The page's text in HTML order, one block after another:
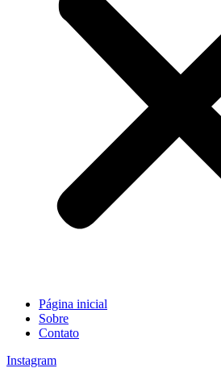
Página inicial
Sobre
Contato
Instagram